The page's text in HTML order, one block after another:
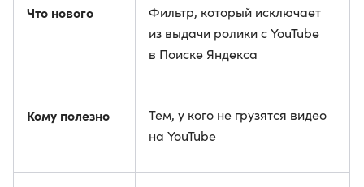
Что нового
Фильтр, который исключает
из выдачи ролики с YouTube
в Поиске Яндекса
Кому полезно
Тем, у кого не грузятся видео
на YouTube